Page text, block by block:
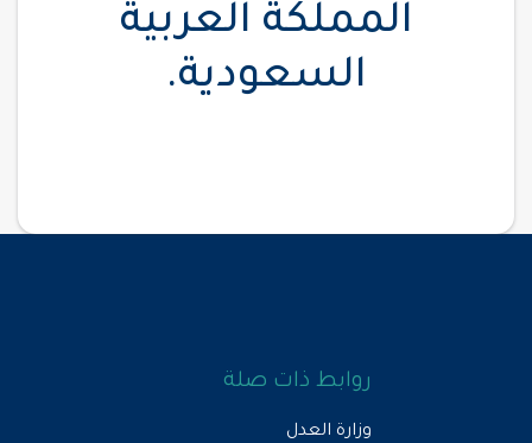
المملكة العربية
السعودية.
روابط ذات صلة
وزارة العدل